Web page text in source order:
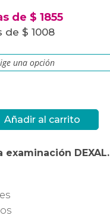
de $ 1855
de $ 1008
Añadir al carrito
examinación DEXAL.